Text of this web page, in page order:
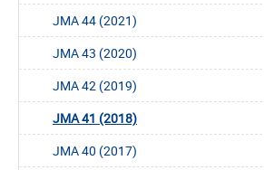
JMA 44 (2021)
JMA 43 (2020)
JMA 42 (2019)
JMA 41 (2018)
JMA 40 (2017)